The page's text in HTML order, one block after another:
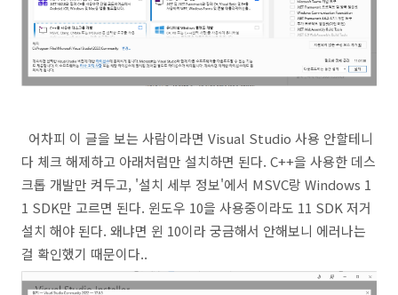
어차피 이 글을 보는 사람이라면 Visual Studio 사용 안할테니
다 체크 해제하고 아래처럼만 설치하면 된다. C++을 사용한 데스
크톱 개발만 켜두고, '설치 세부 정보'에서 MSVC랑 Windows 1
1 SDK만 고르면 된다. 윈도우 10을 사용중이라도 11 SDK 저거
설치 해야 된다. 왜냐면 윈 10이라 궁금해서 안해보니 에러나는
걸 확인했기 때문이다..